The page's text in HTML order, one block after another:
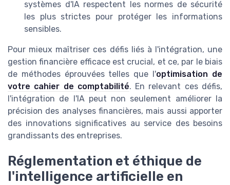
systèmes d'IA respectent les normes de sécurité
les plus strictes pour protéger les informations
sensibles.
Pour mieux maîtriser ces défis liés à l'intégration, une
gestion financière efficace est crucial, et ce, par le biais
de méthodes éprouvées telles que l'optimisation de
votre cahier de comptabilité. En relevant ces défis,
l'intégration de l'IA peut non seulement améliorer la
précision des analyses financières, mais aussi apporter
des innovations significatives au service des besoins
grandissants des entreprises.
Réglementation et éthique de
l'intelligence artificielle en